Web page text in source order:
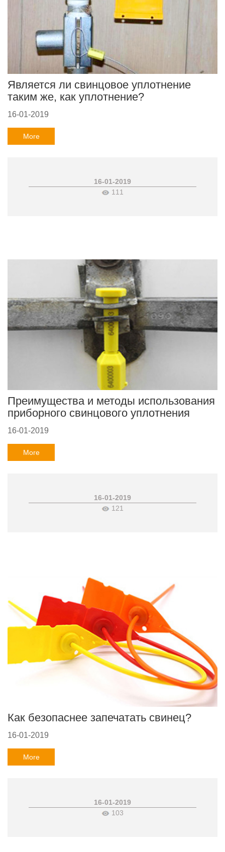
Является ли свинцовое уплотнение
таким же, как уплотнение?
16-01-2019
More
16-01-2019
111
Преимущества и методы использования
приборного свинцового уплотнения
16-01-2019
More
16-01-2019
121
Как безопаснее запечатать свинец?
16-01-2019
More
16-01-2019
103